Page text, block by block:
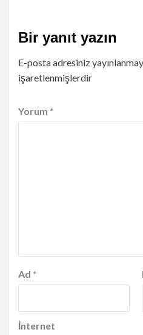
Bir yanıt yazın
E-posta adresiniz
işaretlenmişlerdir
Yorum *
Ad *
İnternet